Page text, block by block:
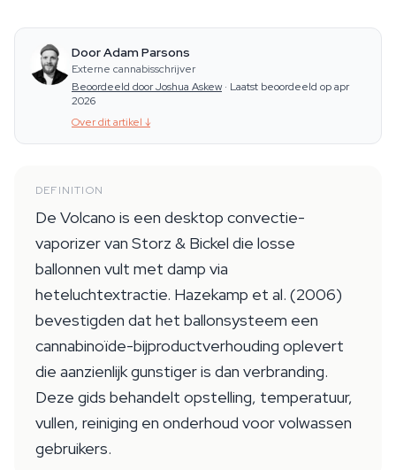
Door Adam Parsons
Externe cannabisschrijver
Beoordeeld door Joshua Askew · Laatst beoordeeld op apr
2026
Over dit artikel ↓
DEFINITION
De Volcano is een desktop convectie-
vaporizer van Storz & Bickel die losse
ballonnen vult met damp via
heteluchtextractie. Hazekamp et al. (2006)
bevestigden dat het ballonsysteem een
cannabinoïde-bijproductverhouding oplevert
die aanzienlijk gunstiger is dan verbranding.
Deze gids behandelt opstelling, temperatuur,
vullen, reiniging en onderhoud voor volwassen
gebruikers.